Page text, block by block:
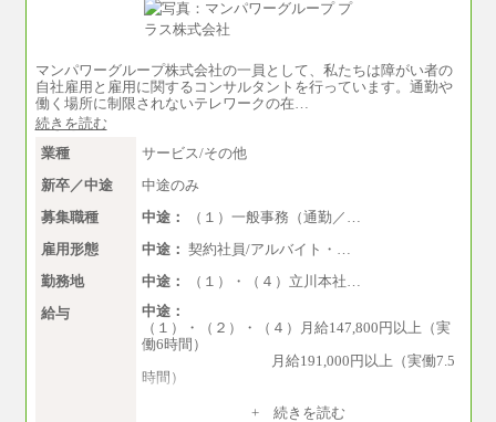
※上記はフルタイム勤務で残業ゼロの場合の標
準的な月額モデルとして掲載。
年収（本社）：330万～380万（フルタイムで標
準的なボーナス込みの金額です。上限金額は全
社平均20時間の残業込み）
年収（支店）：260万～340万（フルタイムで標
社平均20時間の残業込み）
※年1回評価に応じて昇給有り。(上限あり)
※雇用形態についての補足：事務系職務限定の
正社員となります
マンパワーグループ株式会社の一員として、私たちは障がい者の
自社雇用と雇用に関するコンサルタントを行っています。通勤や
働く場所に制限されないテレワークの在…
続きを読む
業種
サービス/その他
新卒／中途
中途のみ
募集職種
中途：
（１）一般事務（通勤／…
雇用形態
中途： 契約社員/アルバイト・…
勤務地
中途：
（１）・（４）立川本社…
給与
中途：
（１）・（２）・（４）月給147,800円以上（実
働6時間）
月給191,000円以上（実働7.5
時間）
（３）月給191,000円以上（実働7.5時間）
+ 続きを読む